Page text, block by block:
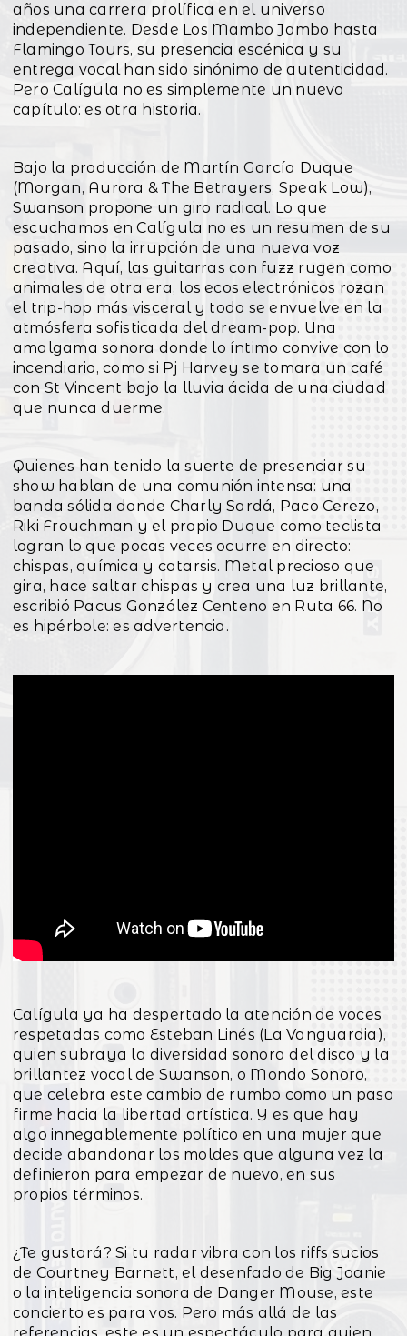
años una carrera prolífica en el universo
independiente. Desde Los Mambo Jambo hasta
Flamingo Tours, su presencia escénica y su
entrega vocal han sido sinónimo de autenticidad.
Pero Calígula no es simplemente un nuevo
capítulo: es otra historia.
Bajo la producción de Martín García Duque
(Morgan, Aurora & The Betrayers, Speak Low),
Swanson propone un giro radical. Lo que
escuchamos en Calígula no es un resumen de su
pasado, sino la irrupción de una nueva voz
creativa. Aquí, las guitarras con fuzz rugen como
animales de otra era, los ecos electrónicos rozan
el trip-hop más visceral y todo se envuelve en la
atmósfera sofisticada del dream-pop. Una
amalgama sonora donde lo íntimo convive con lo
incendiario, como si Pj Harvey se tomara un café
con St Vincent bajo la lluvia ácida de una ciudad
que nunca duerme.
Quienes han tenido la suerte de presenciar su
show hablan de una comunión intensa: una
banda sólida donde Charly Sardá, Paco Cerezo,
Riki Frouchman y el propio Duque como teclista
logran lo que pocas veces ocurre en directo:
chispas, química y catarsis. Metal precioso que
gira, hace saltar chispas y crea una luz brillante,
escribió Pacus González Centeno en Ruta 66. No
es hipérbole: es advertencia.
Calígula ya ha despertado la atención de voces
respetadas como Esteban Linés (La Vanguardia),
quien subraya la diversidad sonora del disco y la
brillantez vocal de Swanson, o Mondo Sonoro,
que celebra este cambio de rumbo como un paso
firme hacia la libertad artística. Y es que hay
algo innegablemente político en una mujer que
decide abandonar los moldes que alguna vez la
definieron para empezar de nuevo, en sus
propios términos.
¿Te gustará? Si tu radar vibra con los riffs sucios
de Courtney Barnett, el desenfado de Big Joanie
o la inteligencia sonora de Danger Mouse, este
concierto es para vos. Pero más allá de las